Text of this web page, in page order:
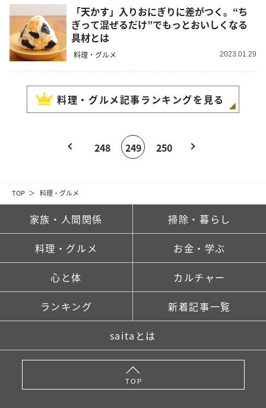
TOP 料理・グルメ
「天かす」入りおにぎりに差がつく。“ち
ぎって混ぜるだけ”でもっとおいしくなる
具材とは
料理・グルメ 2023.01.29
料理・グルメ記事ランキングを見る
248 249 250
家族・人間関係 掃除・暮らし
料理・グルメ お金・学ぶ
心と体 カルチャー
ランキング 新着記事一覧
saitaとは
TOP